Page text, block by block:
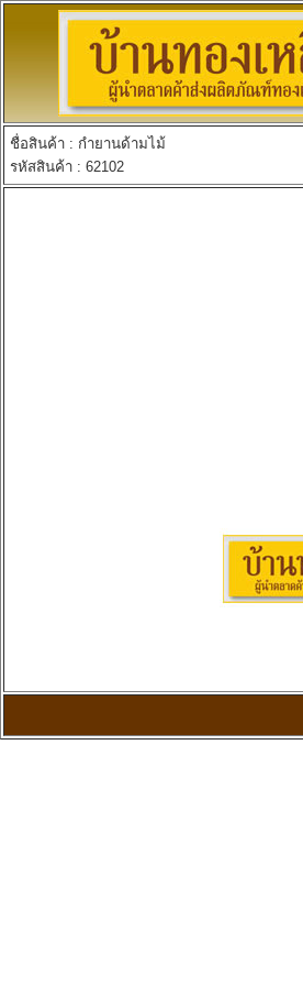
ชื่อสินค้า : กำยานด้ามไม้
รหัสสินค้า : 62102